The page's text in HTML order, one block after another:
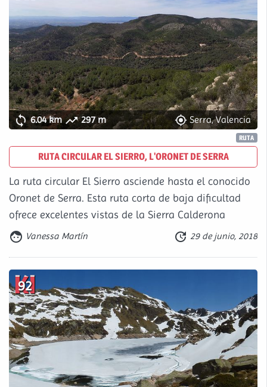
 6.04 km  297 m Serra, Valencia
RUTA
RUTA CIRCULAR EL SIERRO, L'ORONET DE SERRA
La ruta circular El Sierro asciende hasta el conocido
Oronet de Serra. Esta ruta corta de baja dificultad
ofrece excelentes vistas de la Sierra Calderona
 Vanessa Martín  29 de junio, 2018
92